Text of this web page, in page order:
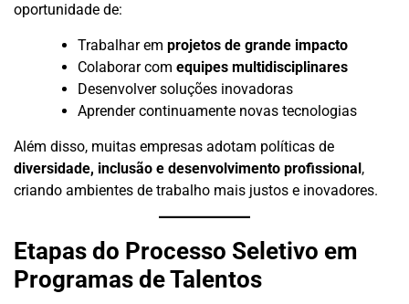
oportunidade de:
Trabalhar em projetos de grande impacto
Colaborar com equipes multidisciplinares
Desenvolver soluções inovadoras
Aprender continuamente novas tecnologias
Além disso, muitas empresas adotam políticas de
diversidade, inclusão e desenvolvimento profissional,
criando ambientes de trabalho mais justos e inovadores.
Etapas do Processo Seletivo em
Programas de Talentos